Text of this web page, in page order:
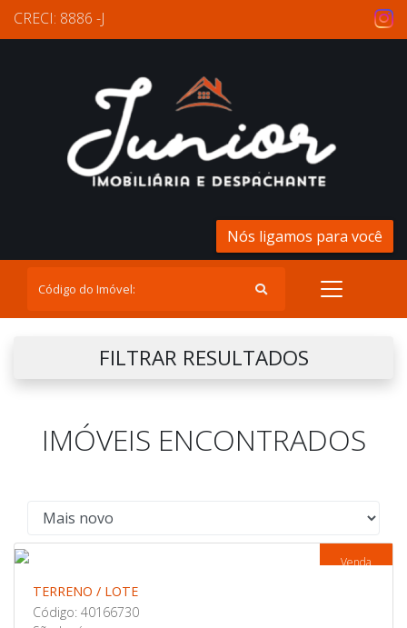
CRECI: 8886 -J
Nós ligamos para você
FILTRAR RESULTADOS
IMÓVEIS ENCONTRADOS
Venda
TERRENO / LOTE
Código: 40166730